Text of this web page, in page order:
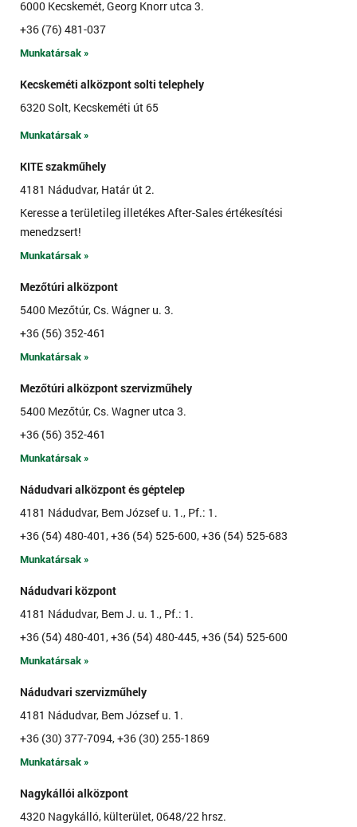
6000 Kecskemét, Georg Knorr utca 3.
+36 (76) 481-037
Munkatársak »
Kecskeméti alközpont solti telephely
6320 Solt, Kecskeméti út 65
Munkatársak »
KITE szakműhely
4181 Nádudvar, Határ út 2.
Keresse a területileg illetékes After-Sales értékesítési
menedzsert!
Munkatársak »
Mezőtúri alközpont
5400 Mezőtúr, Cs. Wágner u. 3.
+36 (56) 352-461
Munkatársak »
Mezőtúri alközpont szervizműhely
5400 Mezőtúr, Cs. Wagner utca 3.
+36 (56) 352-461
Munkatársak »
Nádudvari alközpont és géptelep
4181 Nádudvar, Bem József u. 1., Pf.: 1.
+36 (54) 480-401, +36 (54) 525-600, +36 (54) 525-683
Munkatársak »
Nádudvari központ
4181 Nádudvar, Bem J. u. 1., Pf.: 1.
+36 (54) 480-401, +36 (54) 480-445, +36 (54) 525-600
Munkatársak »
Nádudvari szervizműhely
4181 Nádudvar, Bem József u. 1.
+36 (30) 377-7094, +36 (30) 255-1869
Munkatársak »
Nagykállói alközpont
4320 Nagykálló, külterület, 0648/22 hrsz.